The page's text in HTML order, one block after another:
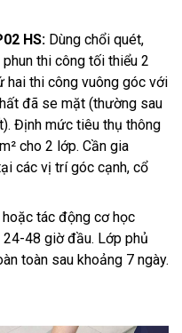
HS: Dùng chổi quét,
thi công tối thiểu 2
hai thi công vuông góc với
đã se mặt (thường sau
Định mức tiêu thụ thông
cho 2 lớp. Cần gia
các vị trí góc cạnh, cổ
tác động cơ học
48 giờ đầu. Lớp phủ
toàn sau khoảng 7 ngày.